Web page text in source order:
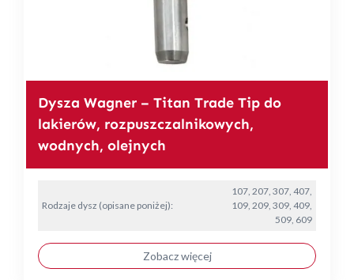
Dysza Wagner – Titan Trade Tip do
lakierów, rozpuszczalnikowych,
wodnych, olejnych
Rodzaje dysz (opisane poniżej):
107, 207, 307, 407,
109, 209, 309, 409,
509, 609
Zobacz więcej